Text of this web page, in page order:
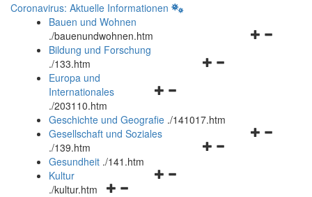
Coronavirus: Aktuelle Informationen
Bauen und Wohnen
./bauenundwohnen.htm
Navigationsmenü
Bildung und Forschung
./133.htm
Navigationsmenü
und
schließen
Europa und
Internationales
./203110.htm
Geschichte und Geografie ./141017.htm
Navigationsmenü
Gesellschaft und Soziales
./139.htm
Navigationsmenü
Gesundheit ./141.htm
Navigationsmenü
Kultur
./kultur.htm